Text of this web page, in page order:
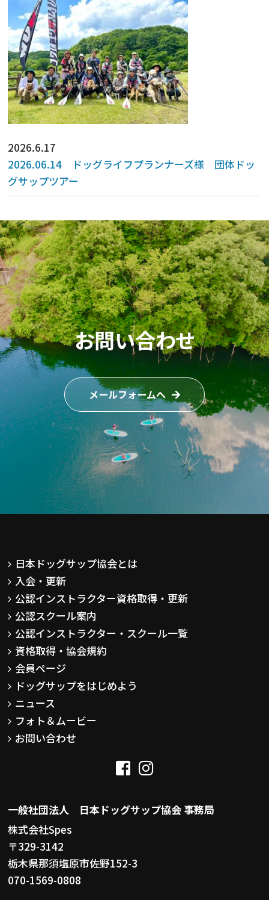
2026.6.17
2026.06.14 ドッグライフプランナーズ様 団体ドッ
グサップツアー
お問い合わせ
メールフォームへ
日本ドッグサップ協会とは
入会・更新
公認インストラクター資格取得・更新
公認スクール案内
公認インストラクター・スクール一覧
資格取得・協会規約
会員ページ
ドッグサップをはじめよう
ニュース
フォト＆ムービー
お問い合わせ
一般社団法人 日本ドッグサップ協会 事務局
株式会社Spes
〒329-3142
栃木県那須塩原市佐野152-3
070-1569-0808